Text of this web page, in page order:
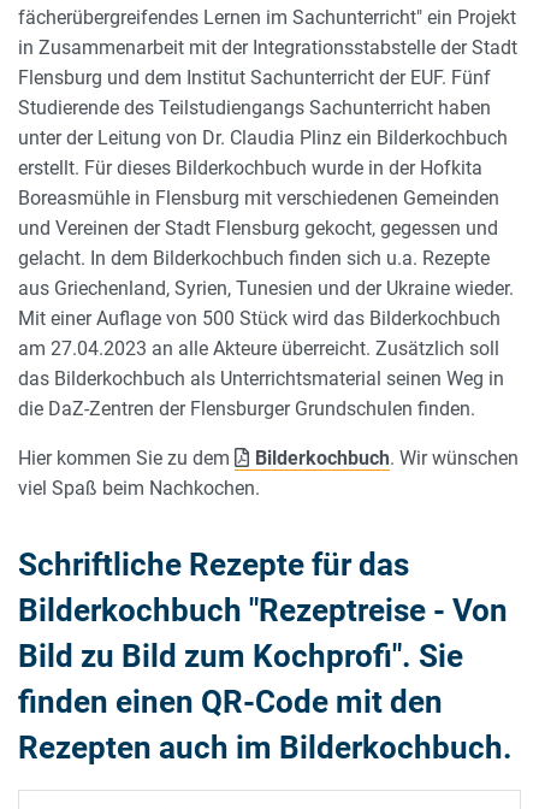
fächerübergreifendes Lernen im Sachunterricht" ein Projekt
in Zusammenarbeit mit der Integrationsstabstelle der Stadt
Flensburg und dem Institut Sachunterricht der EUF. Fünf
Studierende des Teilstudiengangs Sachunterricht haben
unter der Leitung von Dr. Claudia Plinz ein Bilderkochbuch
erstellt. Für dieses Bilderkochbuch wurde in der Hofkita
Boreasmühle in Flensburg mit verschiedenen Gemeinden
und Vereinen der Stadt Flensburg gekocht, gegessen und
gelacht. In dem Bilderkochbuch finden sich u.a. Rezepte
aus Griechenland, Syrien, Tunesien und der Ukraine wieder.
Mit einer Auflage von 500 Stück wird das Bilderkochbuch
am 27.04.2023 an alle Akteure überreicht. Zusätzlich soll
das Bilderkochbuch als Unterrichtsmaterial seinen Weg in
die DaZ-Zentren der Flensburger Grundschulen finden.
Hier kommen Sie zu dem Bilderkochbuch. Wir wünschen
viel Spaß beim Nachkochen.
Schriftliche Rezepte für das
Bilderkochbuch "Rezeptreise - Von
Bild zu Bild zum Kochprofi". Sie
finden einen QR-Code mit den
Rezepten auch im Bilderkochbuch.